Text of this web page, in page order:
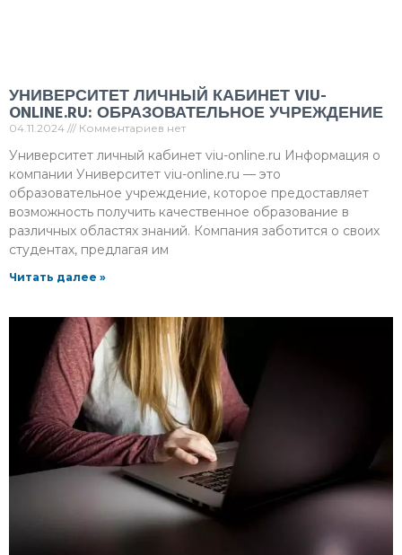
УНИВЕРСИТЕТ ЛИЧНЫЙ КАБИНЕТ VIU-
ONLINE.RU: ОБРАЗОВАТЕЛЬНОЕ УЧРЕЖДЕНИЕ
04.11.2024 Комментариев нет
Университет личный кабинет viu-online.ru Информация о
компании Университет viu-online.ru — это
образовательное учреждение, которое предоставляет
возможность получить качественное образование в
различных областях знаний. Компания заботится о своих
студентах, предлагая им
Читать далее »